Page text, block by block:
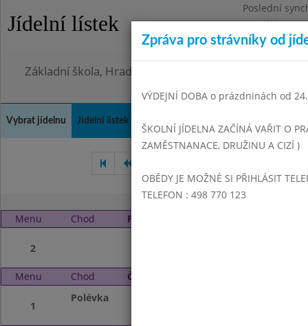
Jídelní lístek
Poslední
Pondělí
Omezení
Základní škola, Hradec Králové, Bezručova 1468
Vybrat jídelnu Jídelní lístek
Menu Chod Pondělí 26. 8. 2024 (11:00 - 13:50)
2
Menu Chod Čtvrtek 29. 8. 2024 (11:00 - 13:50)
1
Polévka
Zpráva pro strávníky od
VÝDEJNÍ DOBA o prázdninách od
ŠKOLNÍ JÍDELNA ZAČÍNÁ VAŘIT O
ZAMĚSTNANACE, DRUŽINU A CIZÍ )
OBĚDY JE MOŽNÉ SI PŘIHLÁSIT
TELEFON : 498 770 123